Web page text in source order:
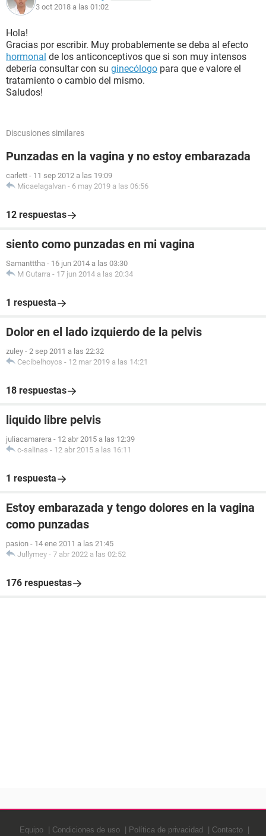
3 oct 2018 a las 01:02
Hola!
Gracias por escribir. Muy probablemente se deba al efecto
hormonal de los anticonceptivos que si son muy intensos
debería consultar con su ginecólogo para que e valore el
tratamiento o cambio del mismo.
Saludos!
Discusiones similares
Punzadas en la vagina y no estoy embarazada
carlett - 11 sep 2012 a las 19:09
Micaelagalvan - 6 may 2019 a las 06:56
12 respuestas
siento como punzadas en mi vagina
Samantttha - 16 jun 2014 a las 03:30
M Gutarra - 17 jun 2014 a las 20:34
1 respuesta
Dolor en el lado izquierdo de la pelvis
zuley - 2 sep 2011 a las 22:32
Cecibelhoyos - 12 mar 2019 a las 14:21
18 respuestas
liquido libre pelvis
juliacamarera - 12 abr 2015 a las 12:39
c-salinas - 12 abr 2015 a las 16:11
1 respuesta
Estoy embarazada y tengo dolores en la vagina
como punzadas
pasion - 14 ene 2011 a las 21:45
Jullymey - 7 abr 2022 a las 02:52
176 respuestas
Equipo Condiciones de uso Política de privacidad Contacto